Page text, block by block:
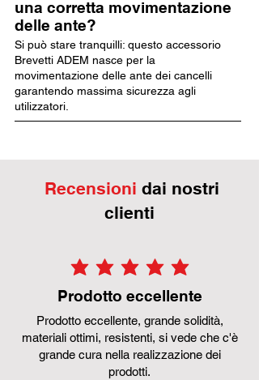
una corretta movimentazione
delle ante?
Si può stare tranquilli: questo accessorio
Brevetti ADEM nasce per la
movimentazione delle ante dei cancelli
garantendo massima sicurezza agli
utilizzatori.
Recensioni dai nostri
clienti
la valutazione media è 5 su
Prodotto eccellente
Prodotto eccellente, grande solidità,
materiali ottimi, resistenti, si vede che c'è
grande cura nella realizzazione dei
prodotti.